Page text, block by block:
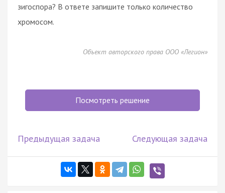
зигоспора? В ответе запишите только количество
хромосом.
Объект авторского права ООО «Легион»
Посмотреть решение
Предыдущая задача Следующая задача